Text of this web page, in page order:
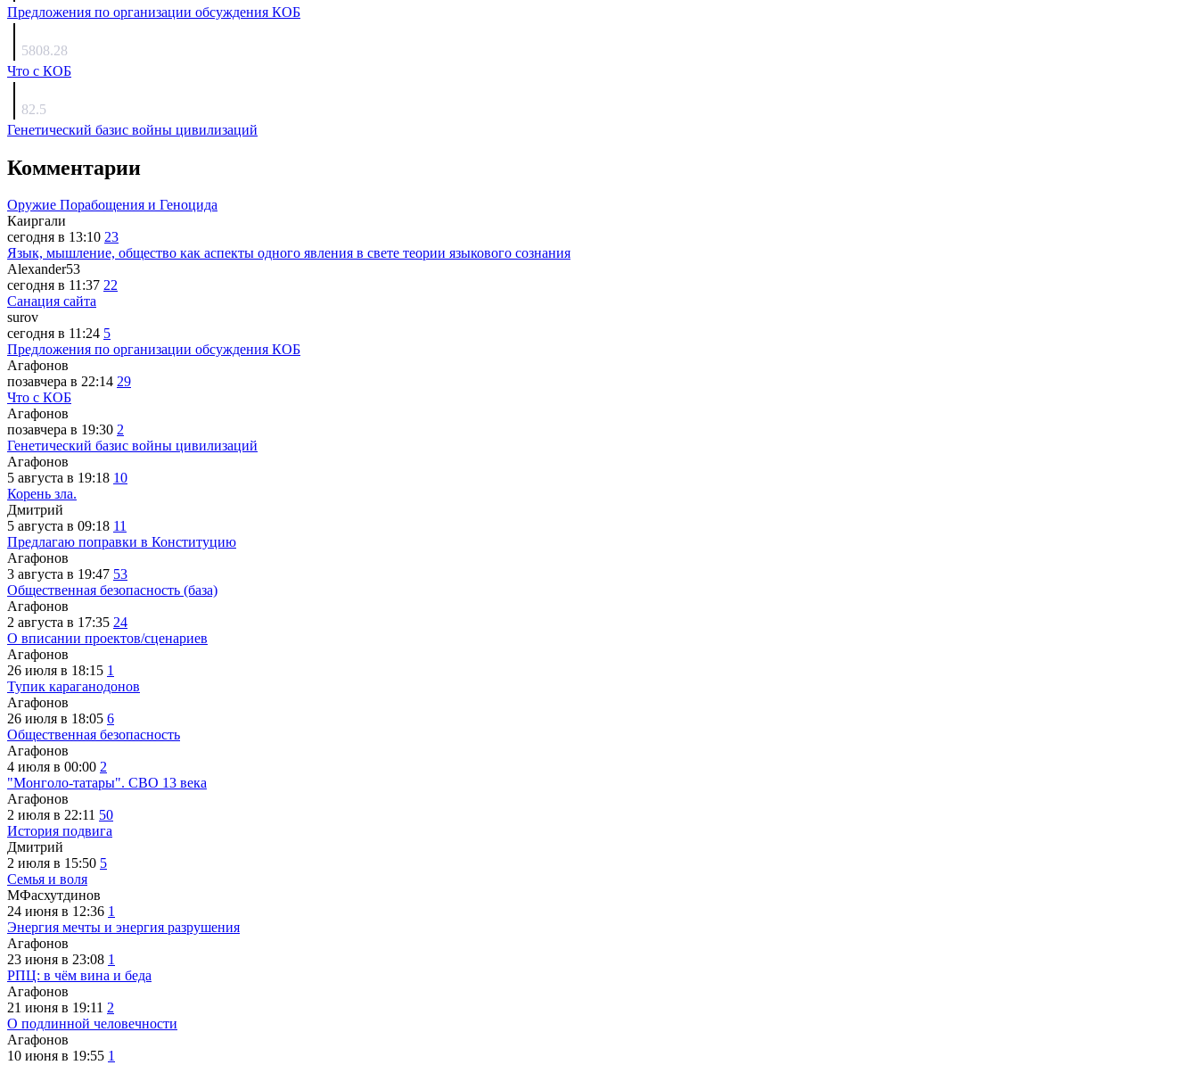
Предложения по организации обсуждения КОБ
5808.28
Что с КОБ
82.5
Генетический базис войны цивилизаций
Комментарии
Оружие Порабощения и Геноцида
Каиргали
сегодня в 13:10 23
Язык, мышление, общество как аспекты одного явления в свете теории языкового сознания
Alexander53
сегодня в 11:37 22
Санация сайта
surov
сегодня в 11:24 5
Предложения по организации обсуждения КОБ
Агафонов
позавчера в 22:14 29
Что с КОБ
Агафонов
позавчера в 19:30 2
Генетический базис войны цивилизаций
Агафонов
5 августа в 19:18 10
Корень зла.
Дмитрий
5 августа в 09:18 11
Предлагаю поправки в Конституцию
Агафонов
3 августа в 19:47 53
Общественная безопасность (база)
Агафонов
2 августа в 17:35 24
О вписании проектов/сценариев
Агафонов
26 июля в 18:15 1
Тупик караганодонов
Агафонов
26 июля в 18:05 6
Общественная безопасность
Агафонов
4 июля в 00:00 2
"Монголо-татары". СВО 13 века
Агафонов
2 июля в 22:11 50
История подвига
Дмитрий
2 июля в 15:50 5
Семья и воля
МФасхутдинов
24 июня в 12:36 1
Энергия мечты и энергия разрушения
Агафонов
23 июня в 23:08 1
РПЦ: в чём вина и беда
Агафонов
21 июня в 19:11 2
О подлинной человечности
Агафонов
10 июня в 19:55 1